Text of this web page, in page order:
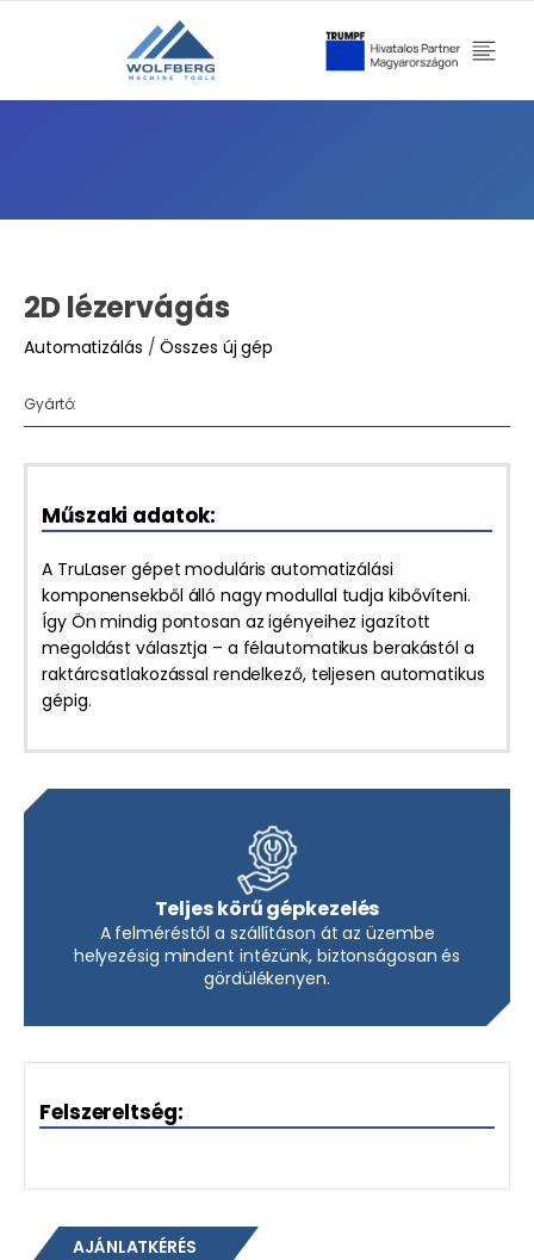
2D lézervágás
Automatizálás /Összes új gép
Gyártó:
Műszaki adatok:
A TruLaser gépet moduláris automatizálási
komponensekből álló nagy modullal tudja kibővíteni.
Így Ön mindig pontosan az igényeihez igazított
megoldást választja – a félautomatikus berakástól a
raktárcsatlakozással rendelkező, teljesen automatikus
gépig.
Teljes körű gépkezelés
A felméréstől a szállításon át az üzembe
helyezésig mindent intézünk, biztonságosan és
gördülékenyen.
Felszereltség:
AJÁNLATKÉRÉS